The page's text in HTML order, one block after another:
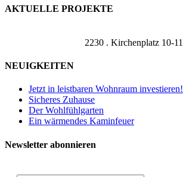
AKTUELLE PROJEKTE
2230 . Kirchenplatz 10-11
NEUIGKEITEN
Jetzt in leistbaren Wohnraum investieren!
Sicheres Zuhause
Der Wohlfühlgarten
Ein wärmendes Kaminfeuer
Newsletter abonnieren